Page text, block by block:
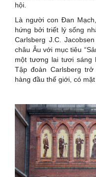
hội.
Là người con Đan
hứng bởi triết lý sống
Carlsberg J.C.
châu Âu với mục tiêu
một tương lai tươi sáng
Tập đoàn Carlsberg
hàng đầu thế giới, có